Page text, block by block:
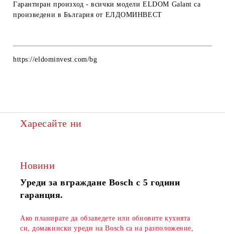
Гарантиран произход- всички модели ELDOM Galant са
произведени в България от ЕЛДОМИНВЕСТ
https://eldominvest.com/bg
Харесайте ни
Новини
Уреди за вграждане Bosch с 5 години
гаранция.
Ако планирате да обзаведете или обновите кухнята
си, домакински уреди на Bosch са на разположение,